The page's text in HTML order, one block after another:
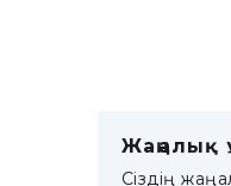
Жаңалық
Сіздің